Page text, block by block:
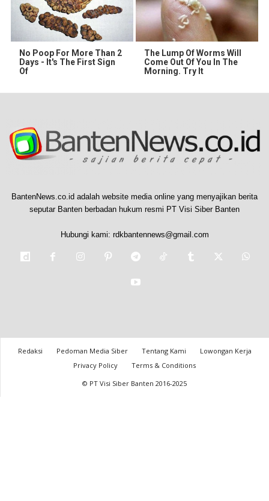
No Poop For More Than 2
Days - It's The First Sign
Of
The Lump Of Worms Will
Come Out Of You In The
Morning. Try It
BantenNews.co.id adalah website media online yang menyajikan berita
seputar Banten berbadan hukum resmi PT Visi Siber Banten
Hubungi kami: rdkbantennews@gmail.com
Redaksi Pedoman Media Siber Tentang Kami
Lowongan Kerja
Privacy Policy
Terms & Conditions
© PT Visi Siber Banten 2016-2025